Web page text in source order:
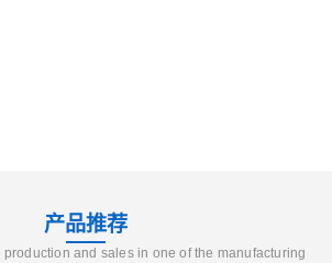
产品推荐
and sales in one of the manufacturing